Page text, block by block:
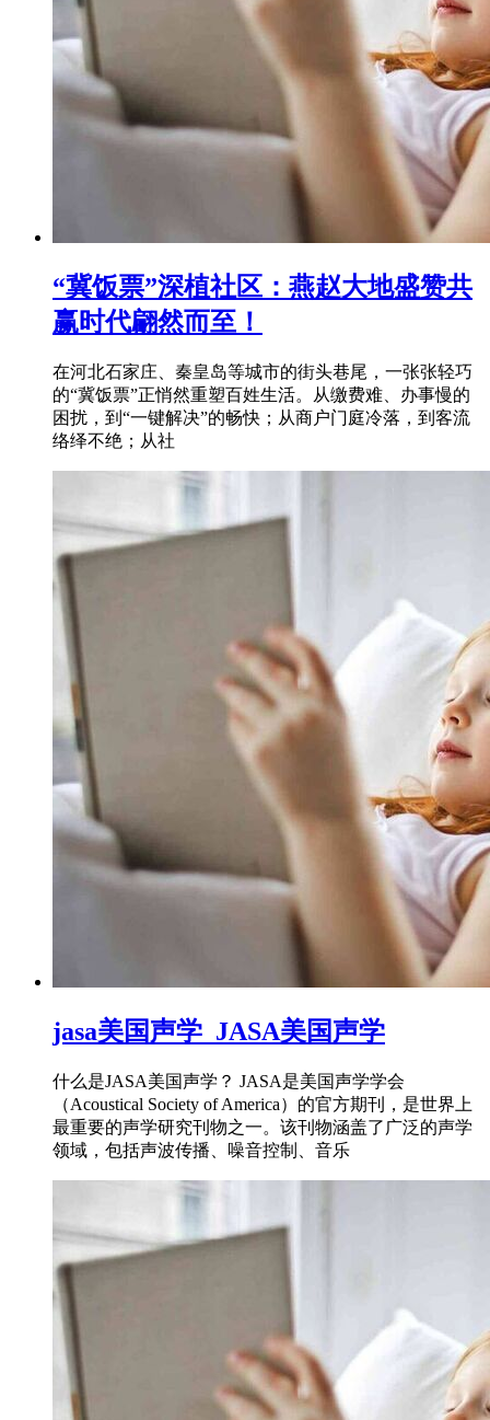
“冀饭票”深植社区：燕赵大地盛赞共
赢时代翩然而至！
在河北石家庄、秦皇岛等城市的街头巷尾，一张张轻巧
的“冀饭票”正悄然重塑百姓生活。从缴费难、办事慢的
困扰，到“一键解决”的畅快；从商户门庭冷落，到客流
络绎不绝；从社
jasa美国声学_JASA美国声学
什么是JASA美国声学？ JASA是美国声学学会
（Acoustical Society of America）的官方期刊，是世界上
最重要的声学研究刊物之一。该刊物涵盖了广泛的声学
领域，包括声波传播、噪音控制、音乐